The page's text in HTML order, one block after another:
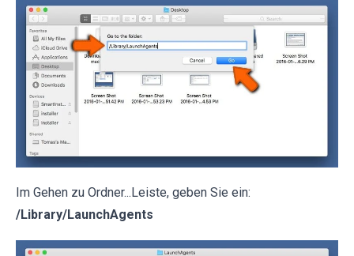
Im Gehen zu Ordner...Leiste, geben Sie ein:
/Library/LaunchAgents